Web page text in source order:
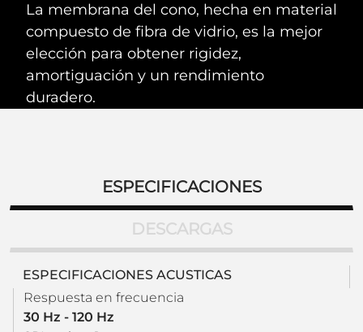
La membrana del cono, hecha en material
compuesto de fibra de vidrio, es la mejor
elección para obtener rigidez,
amortiguación y un rendimiento
duradero.
ESPECIFICACIONES
DESCARGAS
ESPECIFICACIONES ACUSTICAS
Respuesta en frecuencia
30 Hz - 120 Hz